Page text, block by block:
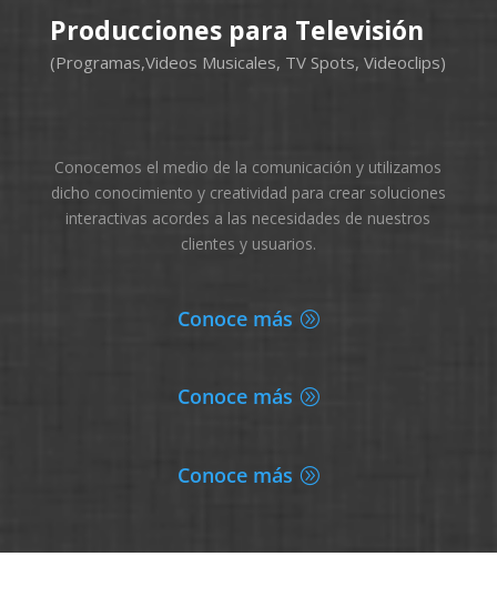
Producciones para Televisión
(Programas,Videos Musicales, TV Spots, Videoclips)
Conocemos el medio de la comunicación y utilizamos
dicho conocimiento y creatividad para crear soluciones
interactivas acordes a las necesidades de nuestros
clientes y usuarios.
Conoce más
Conoce más
Conoce más